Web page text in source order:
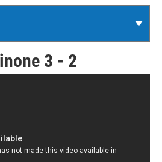
3 - 2